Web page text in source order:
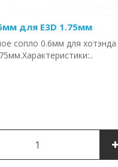
для E3D 1.75мм
сопло 0.6мм для